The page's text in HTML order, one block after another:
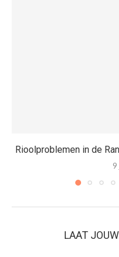
Rioolproblemen in de
9
LAAT